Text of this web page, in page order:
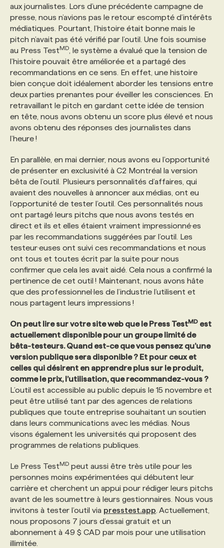
aux journalistes. Lors d’une précédente campagne de
presse, nous n’avions pas le retour escompté d’intérêts
médiatiques. Pourtant, l’histoire était bonne mais le
pitch n’avait pas été vérifié par l’outil. Une fois soumise
au Press TestMD , le système a évalué que la tension de
l’histoire pouvait être améliorée et a partagé des
recommandations en ce sens. En effet, une histoire
bien conçue doit idéalement aborder les tensions entre
deux parties prenantes pour éveiller les consciences. En
retravaillant le pitch en gardant cette idée de tension
en tête, nous avons obtenu un score plus élevé et nous
avons obtenu des réponses des journalistes dans
l’heure !
En parallèle, en mai dernier, nous avons eu l’opportunité
de présenter en exclusivité à C2 Montréal la version
bêta de l’outil. Plusieurs personnalités d’affaires, qui
avaient des nouvelles à annoncer aux médias, ont eu
l’opportunité de tester l’outil. Ces personnalités nous
ont partagé leurs pitchs que nous avons testés en
direct et ils et elles étaient vraiment impressionné·es
par les recommandations suggérées par l’outil. Les
testeur·euses ont suivi ces recommandations et nous
ont tous et toutes écrit par la suite pour nous
confirmer que cela les avait aidé. Cela nous a confirmé la
pertinence de cet outil ! Maintenant, nous avons hâte
que des professionnel·les de l’industrie l’utilisent et
nous partagent leurs impressions !
On peut lire sur votre site web que le Press TestMD est
actuellement disponible pour un groupe limité de
bêta-testeurs. Quand est-ce que vous pensez qu’une
version publique sera disponible ? Et pour ceux et
celles qui désirent en apprendre plus sur le produit,
comme le prix, l’utilisation, que recommandez-vous ?
L’outil est accessible au public depuis le 15 novembre et
peut être utilisé tant par des agences de relations
publiques que toute entreprise souhaitant un soutien
dans leurs communications avec les médias. Nous
visons également les universités qui proposent des
programmes de relations publiques.
Le Press TestMD peut aussi être très utile pour les
personnes moins expérimentées qui débutent leur
carrière et cherchent un appui pour rédiger leurs pitchs
avant de les soumettre à leurs gestionnaires. Nous vous
invitons à tester l’outil via presstest.app . Actuellement,
nous proposons 7 jours d’essai gratuit et un
abonnement à 49 $ CAD par mois pour une utilisation
illimitée.